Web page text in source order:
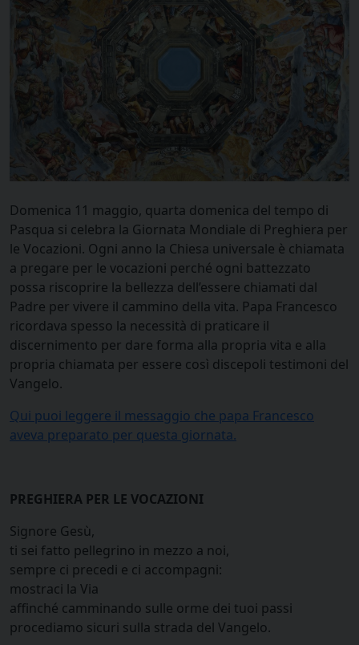
Domenica 11 maggio, quarta domenica del tempo di
Pasqua si celebra la Giornata Mondiale di Preghiera per
le Vocazioni. Ogni anno la Chiesa universale è chiamata
a pregare per le vocazioni perché ogni battezzato
possa riscoprire la bellezza dell’essere chiamati dal
Padre per vivere il cammino della vita. Papa Francesco
ricordava spesso la necessità di praticare il
discernimento per dare forma alla propria vita e alla
propria chiamata per essere così discepoli testimoni del
Vangelo.
Qui puoi leggere il messaggio che papa Francesco
aveva preparato per questa giornata.
PREGHIERA PER LE VOCAZIONI
Signore Gesù,
ti sei fatto pellegrino in mezzo a noi,
sempre ci precedi e ci accompagni:
mostraci la Via
affinché camminando sulle orme dei tuoi passi
procediamo sicuri sulla strada del Vangelo.